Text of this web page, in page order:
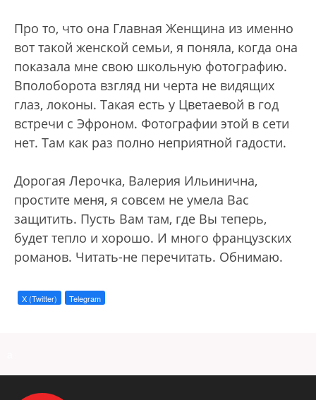
Про то, что она Главная Женщина из именно
вот такой женской семьи, я поняла, когда она
показала мне свою школьную фотографию.
Вполоборота взгляд ни черта не видящих
глаз, локоны. Такая есть у Цветаевой в год
встречи с Эфроном. Фотографии этой в сети
нет. Там как раз полно неприятной гадости.
Дорогая Лерочка, Валерия Ильинична,
простите меня, я совсем не умела Вас
защитить. Пусть Вам там, где Вы теперь,
будет тепло и хорошо. И много французских
романов. Читать-не перечитать. Обнимаю.
X (Twitter) Telegram